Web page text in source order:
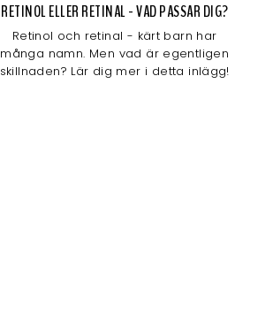
RETINOL ELLER RETINAL - VAD PASSAR DIG?
Retinol och retinal - kärt barn har
många namn. Men vad är egentligen
skillnaden? Lär dig mer i detta inlägg!